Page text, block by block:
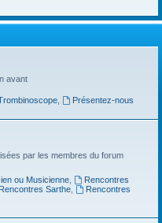
avant
,
Présentez-nous
par les membres du forum
ou Musicienne,
Rencontres
Rencontres Sarthe,
Rencontres